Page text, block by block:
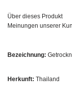
Über dieses Produkt
Meinungen unserer
Bezeichnung:
Herkunft: Thailand